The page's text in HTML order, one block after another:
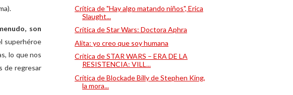
son
superhéroe
lo que nos
de regresar
Crítica de "Hay algo matando niños", Erica
Slaught...
Crítica de Star Wars: Doctora Aphra
Alita: yo creo que soy humana
Crítica de STAR WARS – ERA DE LA
RESISTENCIA: VILL...
Crítica de Blockade Billy de Stephen King,
la mora...